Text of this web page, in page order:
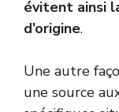
évitent ainsi
d’origine.
Une autre
une source